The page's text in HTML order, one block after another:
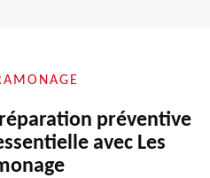
préventive
avec Les